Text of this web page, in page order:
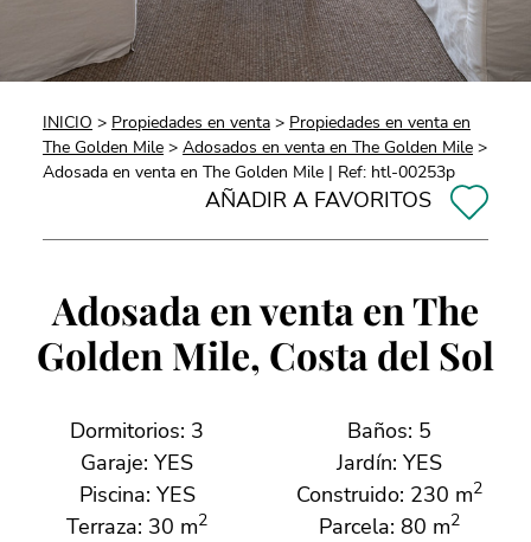
INICIO > Propiedades en venta > Propiedades en venta en
The Golden Mile > Adosados en venta en The Golden Mile >
Adosada en venta en The Golden Mile | Ref: htl-00253p
AÑADIR A FAVORITOS
Adosada en venta en The
Golden Mile, Costa del Sol
Dormitorios: 3
Baños: 5
Garaje: YES
Jardín: YES
Piscina: YES
Construido: 230 m2
Terraza: 30 m2 Parcela: 80 m2